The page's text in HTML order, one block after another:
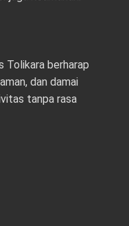
Tolikara berharap
dan damai
tanpa rasa